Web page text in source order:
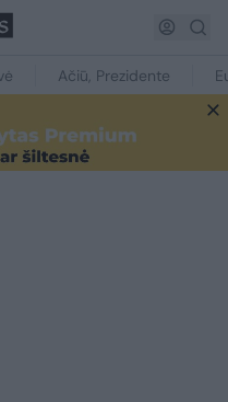
Ačiū, Prezidente